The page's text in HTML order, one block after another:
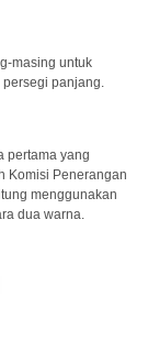
masing untuk
persegi panjang.
pertama yang
Komisi Penerangan
menggunakan
dua warna.